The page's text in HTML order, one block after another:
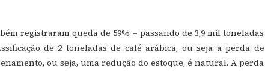
registraram queda de 59% – passando de 3,9 mil toneladas
de 2 toneladas de café arábica, ou seja a perda de
ou seja, uma redução do estoque, é natural. A perda